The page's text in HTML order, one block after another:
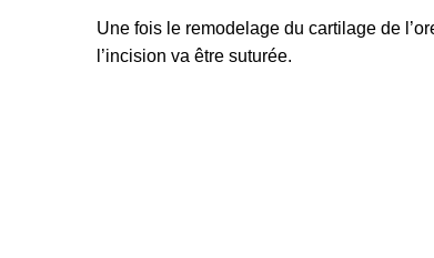
Une fois le remodelage du cartilage de
l’incision va être suturée.